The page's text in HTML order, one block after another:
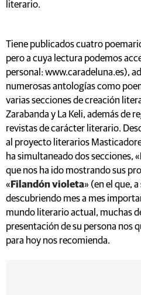
literario.
Tiene publicados cuatro
pero a cuya lectura podemos
personal: www.caradeluna.es),
numerosas antologías como
varias secciones de creación
Zarabanda y La Keli, además de
revistas de carácter literario.
al proyecto literarios
ha simultaneado dos secciones, «
que nos ha ido mostrando sus
« Filandón violeta» (en el que,
descubriendo mes a mes
mundo literario actual, muchas
presentación de su persona nos
para hoy nos recomienda.